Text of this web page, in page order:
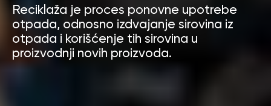
Reciklaža je proces ponovne upotrebe
otpada, odnosno izdvajanje sirovina iz
otpada i korišćenje tih sirovina u
proizvodnji novih proizvoda.